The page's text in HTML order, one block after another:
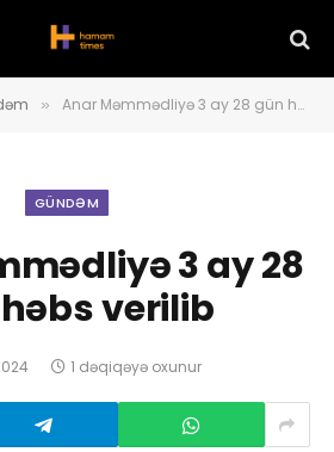
» Anar Məmmədliyə 3 ay 28 gün həbs verilib
GÜNDƏM
3 ay 28
verilib
1 dəqiqəyə oxunur